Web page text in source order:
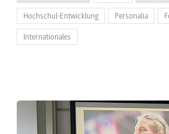
Hochschul-Entwicklung Personalia
Internationales